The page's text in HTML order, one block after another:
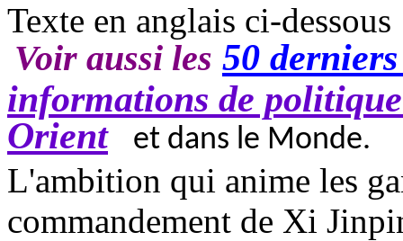
Texte en anglais ci-dessous
Voir aussi les 50
informations de
Orientle et dans le Monde.
L'ambition qui anime les
commandement de Xi